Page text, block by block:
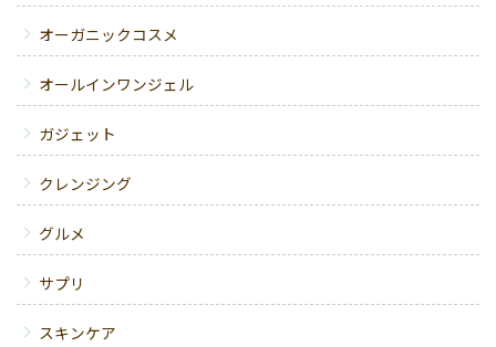
オーガニックコスメ
オールインワンジェル
ガジェット
クレンジング
グルメ
サプリ
スキンケア